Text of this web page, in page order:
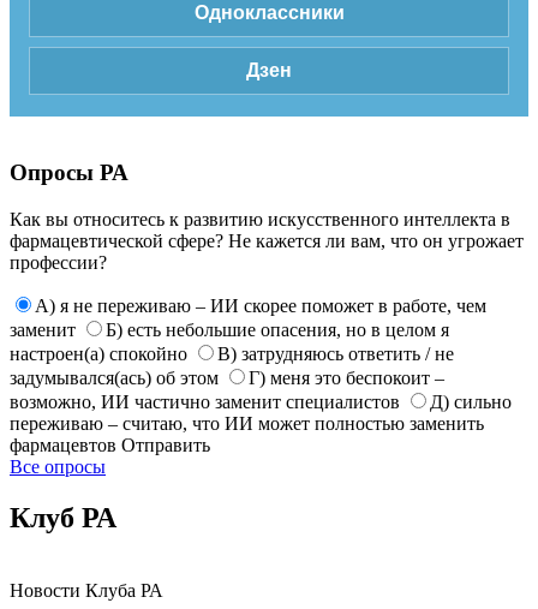
Одноклассники
Дзен
Опросы РА
Как вы относитесь к развитию искусственного интеллекта в
фармацевтической сфере? Не кажется ли вам, что он угрожает
профессии?
А) я не переживаю – ИИ скорее поможет в работе, чем
заменит
Б) есть небольшие опасения, но в целом я
настроен(а) спокойно
В) затрудняюсь ответить / не
задумывался(ась) об этом
Г) меня это беспокоит –
возможно, ИИ частично заменит специалистов
Д) сильно
переживаю – считаю, что ИИ может полностью заменить
фармацевтов Отправить
Все опросы
Клуб РА
Новости Клуба РА